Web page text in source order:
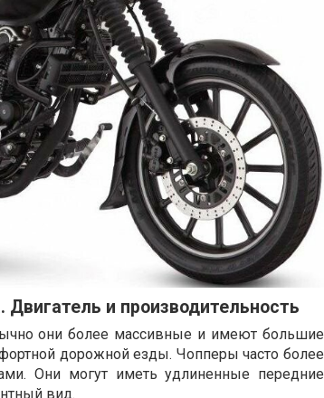
и производительность
они более массивные и имеют большие
дорожной езды. Чопперы часто более
Они могут иметь удлиненные передние
вид.